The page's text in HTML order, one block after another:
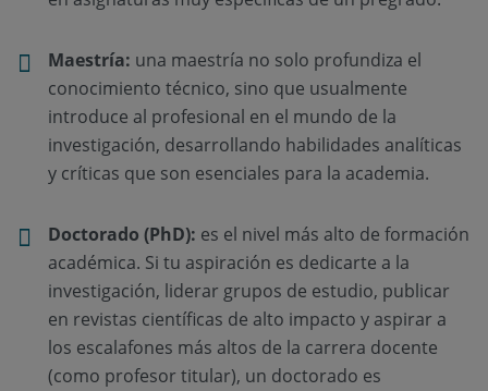
Maestría: una maestría no solo profundiza el
conocimiento técnico, sino que usualmente
introduce al profesional en el mundo de la
investigación, desarrollando habilidades analíticas
y críticas que son esenciales para la academia.
Doctorado (PhD): es el nivel más alto de formación
académica. Si tu aspiración es dedicarte a la
investigación, liderar grupos de estudio, publicar
en revistas científicas de alto impacto y aspirar a
los escalafones más altos de la carrera docente
(como profesor titular), un doctorado es